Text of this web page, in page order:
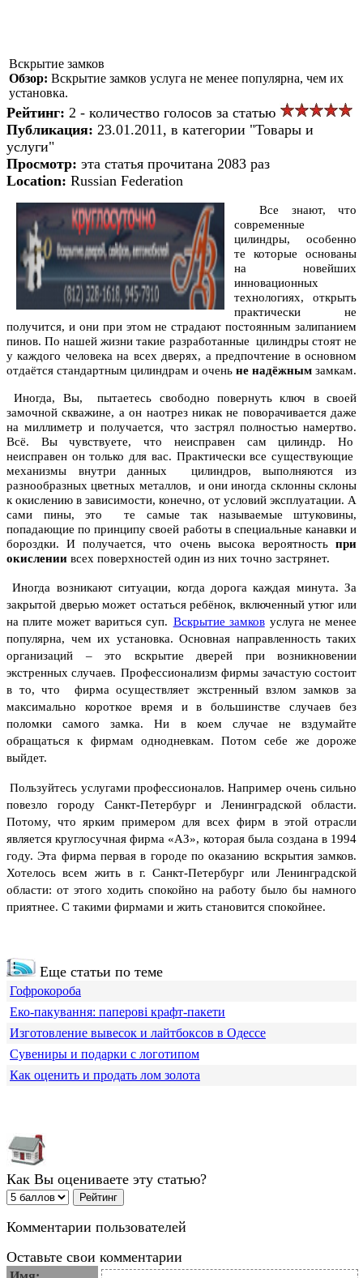
Вскрытие замков
Обзор: Вскрытие замков услуга не менее популярна, чем их
установка.
Рейтинг: 2 - количество голосов за статью
Публикация: 23.01.2011, в категории "Товары и
услуги"
Просмотр: эта статья прочитана 2083 раз
Location: Russian Federation
Все знают, что
современные
цилиндры, особенно
те которые основаны
на новейших
инновационных
технологиях, открыть
практически не
получится, и они при этом не страдают постоянным залипанием
пинов. По нашей жизни такие разработанные цилиндры стоят не
у каждого человека на всех дверях, а предпочтение в основном
отдаётся стандартным цилиндрам и очень не надёжным замкам.
Иногда, Вы, пытаетесь свободно повернуть ключ в своей
замочной скважине, а он наотрез никак не поворачивается даже
на миллиметр и получается, что застрял полностью намертво.
Всё. Вы чувствуете, что неисправен сам цилиндр. Но
неисправен он только для вас. Практически все существующие
механизмы внутри данных цилиндров, выполняются из
разнообразных цветных металлов, и они иногда склонны склоны
к окислению в зависимости, конечно, от условий эксплуатации. А
сами пины, это те самые так называемые штуковины,
попадающие по принципу своей работы в специальные канавки и
бороздки. И получается, что очень высока вероятность при
окислении всех поверхностей один из них точно застрянет.
Иногда возникают ситуации, когда дорога каждая минута. За
закрытой дверью может остаться ребёнок, включенный утюг или
на плите может вариться суп. Вскрытие замков услуга не менее
популярна, чем их установка. Основная направленность таких
организаций – это вскрытие дверей при возникновении
экстренных случаев. Профессионализм фирмы зачастую состоит
в то, что фирма осуществляет экстренный взлом замков за
максимально короткое время и в большинстве случаев без
поломки самого замка. Ни в коем случае не вздумайте
обращаться к фирмам однодневкам. Потом себе же дороже
выйдет.
Пользуйтесь услугами профессионалов. Например очень сильно
повезло городу Санкт-Петербург и Ленинградской области.
Потому, что ярким примером для всех фирм в этой отрасли
является круглосучная фирма «АЗ», которая была создана в 1994
году. Эта фирма первая в городе по оказанию вскрытия замков.
Хотелось всем жить в г. Санкт-Петербург или Ленинградской
области: от этого ходить спокойно на работу было бы намного
приятнее. С такими фирмами и жить становится спокойнее.
Еще статьи по теме
Гофрокороба
Еко-пакування: паперові крафт-пакети
Изготовление вывесок и лайтбоксов в Одессе
Сувениры и подарки с логотипом
Как оценить и продать лом золота
Как Вы оцениваете эту статью?
Комментарии пользователей
Оставьте свои комментарии